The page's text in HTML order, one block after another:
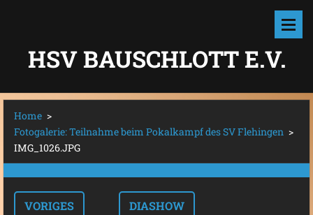
HSV BAUSCHLOTT E.V.
Home >
Fotogalerie: Teilnahme beim Pokalkampf des SV Flehingen >
IMG_1026.JPG
VORIGES DIASHOW